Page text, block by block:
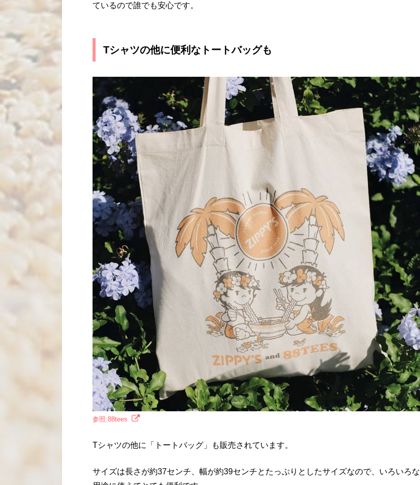
ているので誰でも安心です。
Tシャツの他に便利なトートバッグも
参照:88tees
Tシャツの他に「トートバッグ」も販売されています。
サイズは長さが約37センチ、幅が約39センチとたっぷりとしたサイズなので、いろいろな